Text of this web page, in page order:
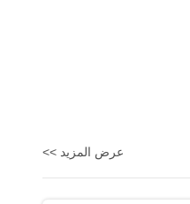
عرض المزيد >>